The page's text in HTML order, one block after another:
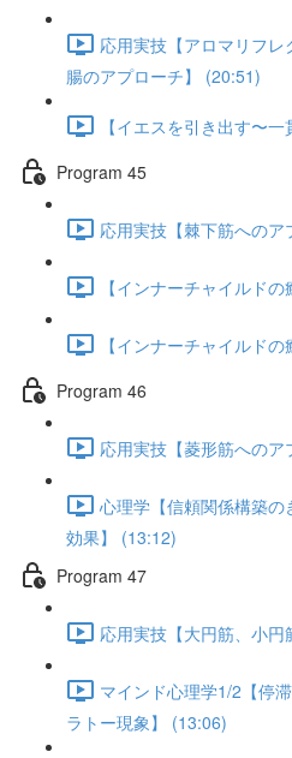
応用実技【アロマリフ
腸のアプローチ】 (20:51)
【イエスを引き出す〜
Program 45
応用実技【棘下筋への
【インナーチャイルド
【インナーチャイルド
Program 46
応用実技【菱形筋への
心理学【信頼関係構築
効果】 (13:12)
Program 47
応用実技【大円筋、小
マインド心理学1/2【停
ラトー現象】 (13:06)